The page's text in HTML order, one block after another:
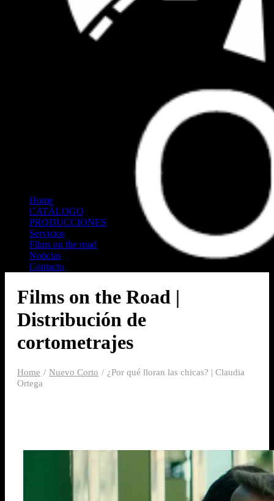
Servicios
Films on the road
Noticias
Contacto
Search
Home
CATÁLOGO
PRODUCCIONES
Servicios
Films on the road
Noticias
Contacto
Films on the Road |
Distribución de
cortometrajes
Home Nuevo Corto
¿Por qué lloran las chicas? | Claudia
Ortega